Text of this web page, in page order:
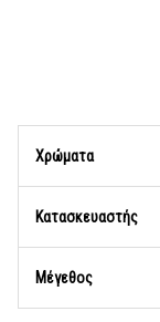
Χρώματα
Κατασκευαστής
Μέγεθος